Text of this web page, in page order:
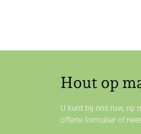
Hout op
U kunt bij ons ruw, op
offerte formulier of